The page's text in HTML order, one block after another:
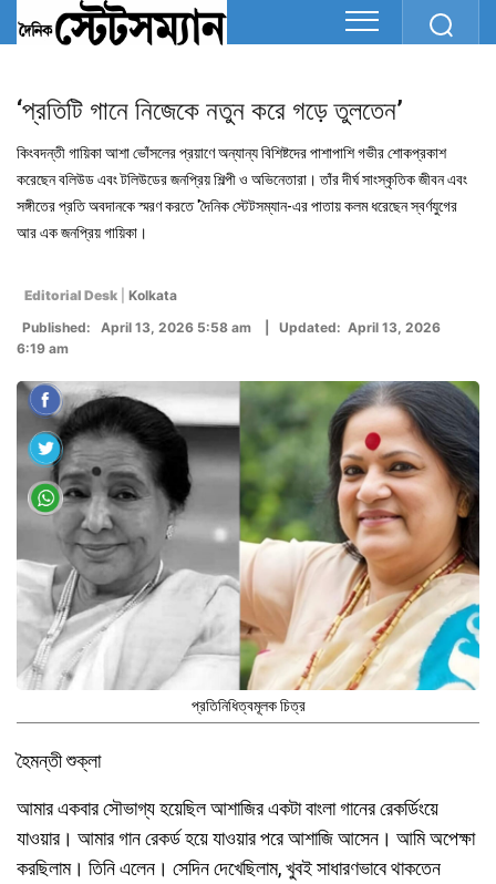
‘প্রতিটি গানে নিজেকে নতুন করে গড়ে তুলতেন’
কিংবদন্তী গায়িকা আশা ভোঁসলের প্রয়াণে অন্যান্য বিশিষ্টদের পাশাপাশি গভীর শোকপ্রকাশ
করেছেন বলিউড এবং টলিউডের জনপ্রিয় শিল্পী ও অভিনেতারা। তাঁর দীর্ঘ সাংস্কৃতিক জীবন এবং
সঙ্গীতের প্রতি অবদানকে স্মরণ করতে 'দৈনিক স্টেটসম্যান-এর পাতায় কলম ধরেছেন স্বর্ণযুগের
আর এক জনপ্রিয় গায়িকা।
Editorial Desk
Kolkata
Published: April 13, 2026 5:58 am | Updated: April 13, 2026
6:19 am
প্রতিনিধিত্বমূলক চিত্র
হৈমন্তী শুক্লা
আমার একবার সৌভাগ্য হয়েছিল আশাজির একটা বাংলা গানের রেকর্ডিংয়ে
যাওয়ার। আমার গান রেকর্ড হয়ে যাওয়ার পরে আশাজি আসেন। আমি অপেক্ষা
করছিলাম। তিনি এলেন। সেদিন দেখেছিলাম, খুবই সাধারণভাবে থাকতেন